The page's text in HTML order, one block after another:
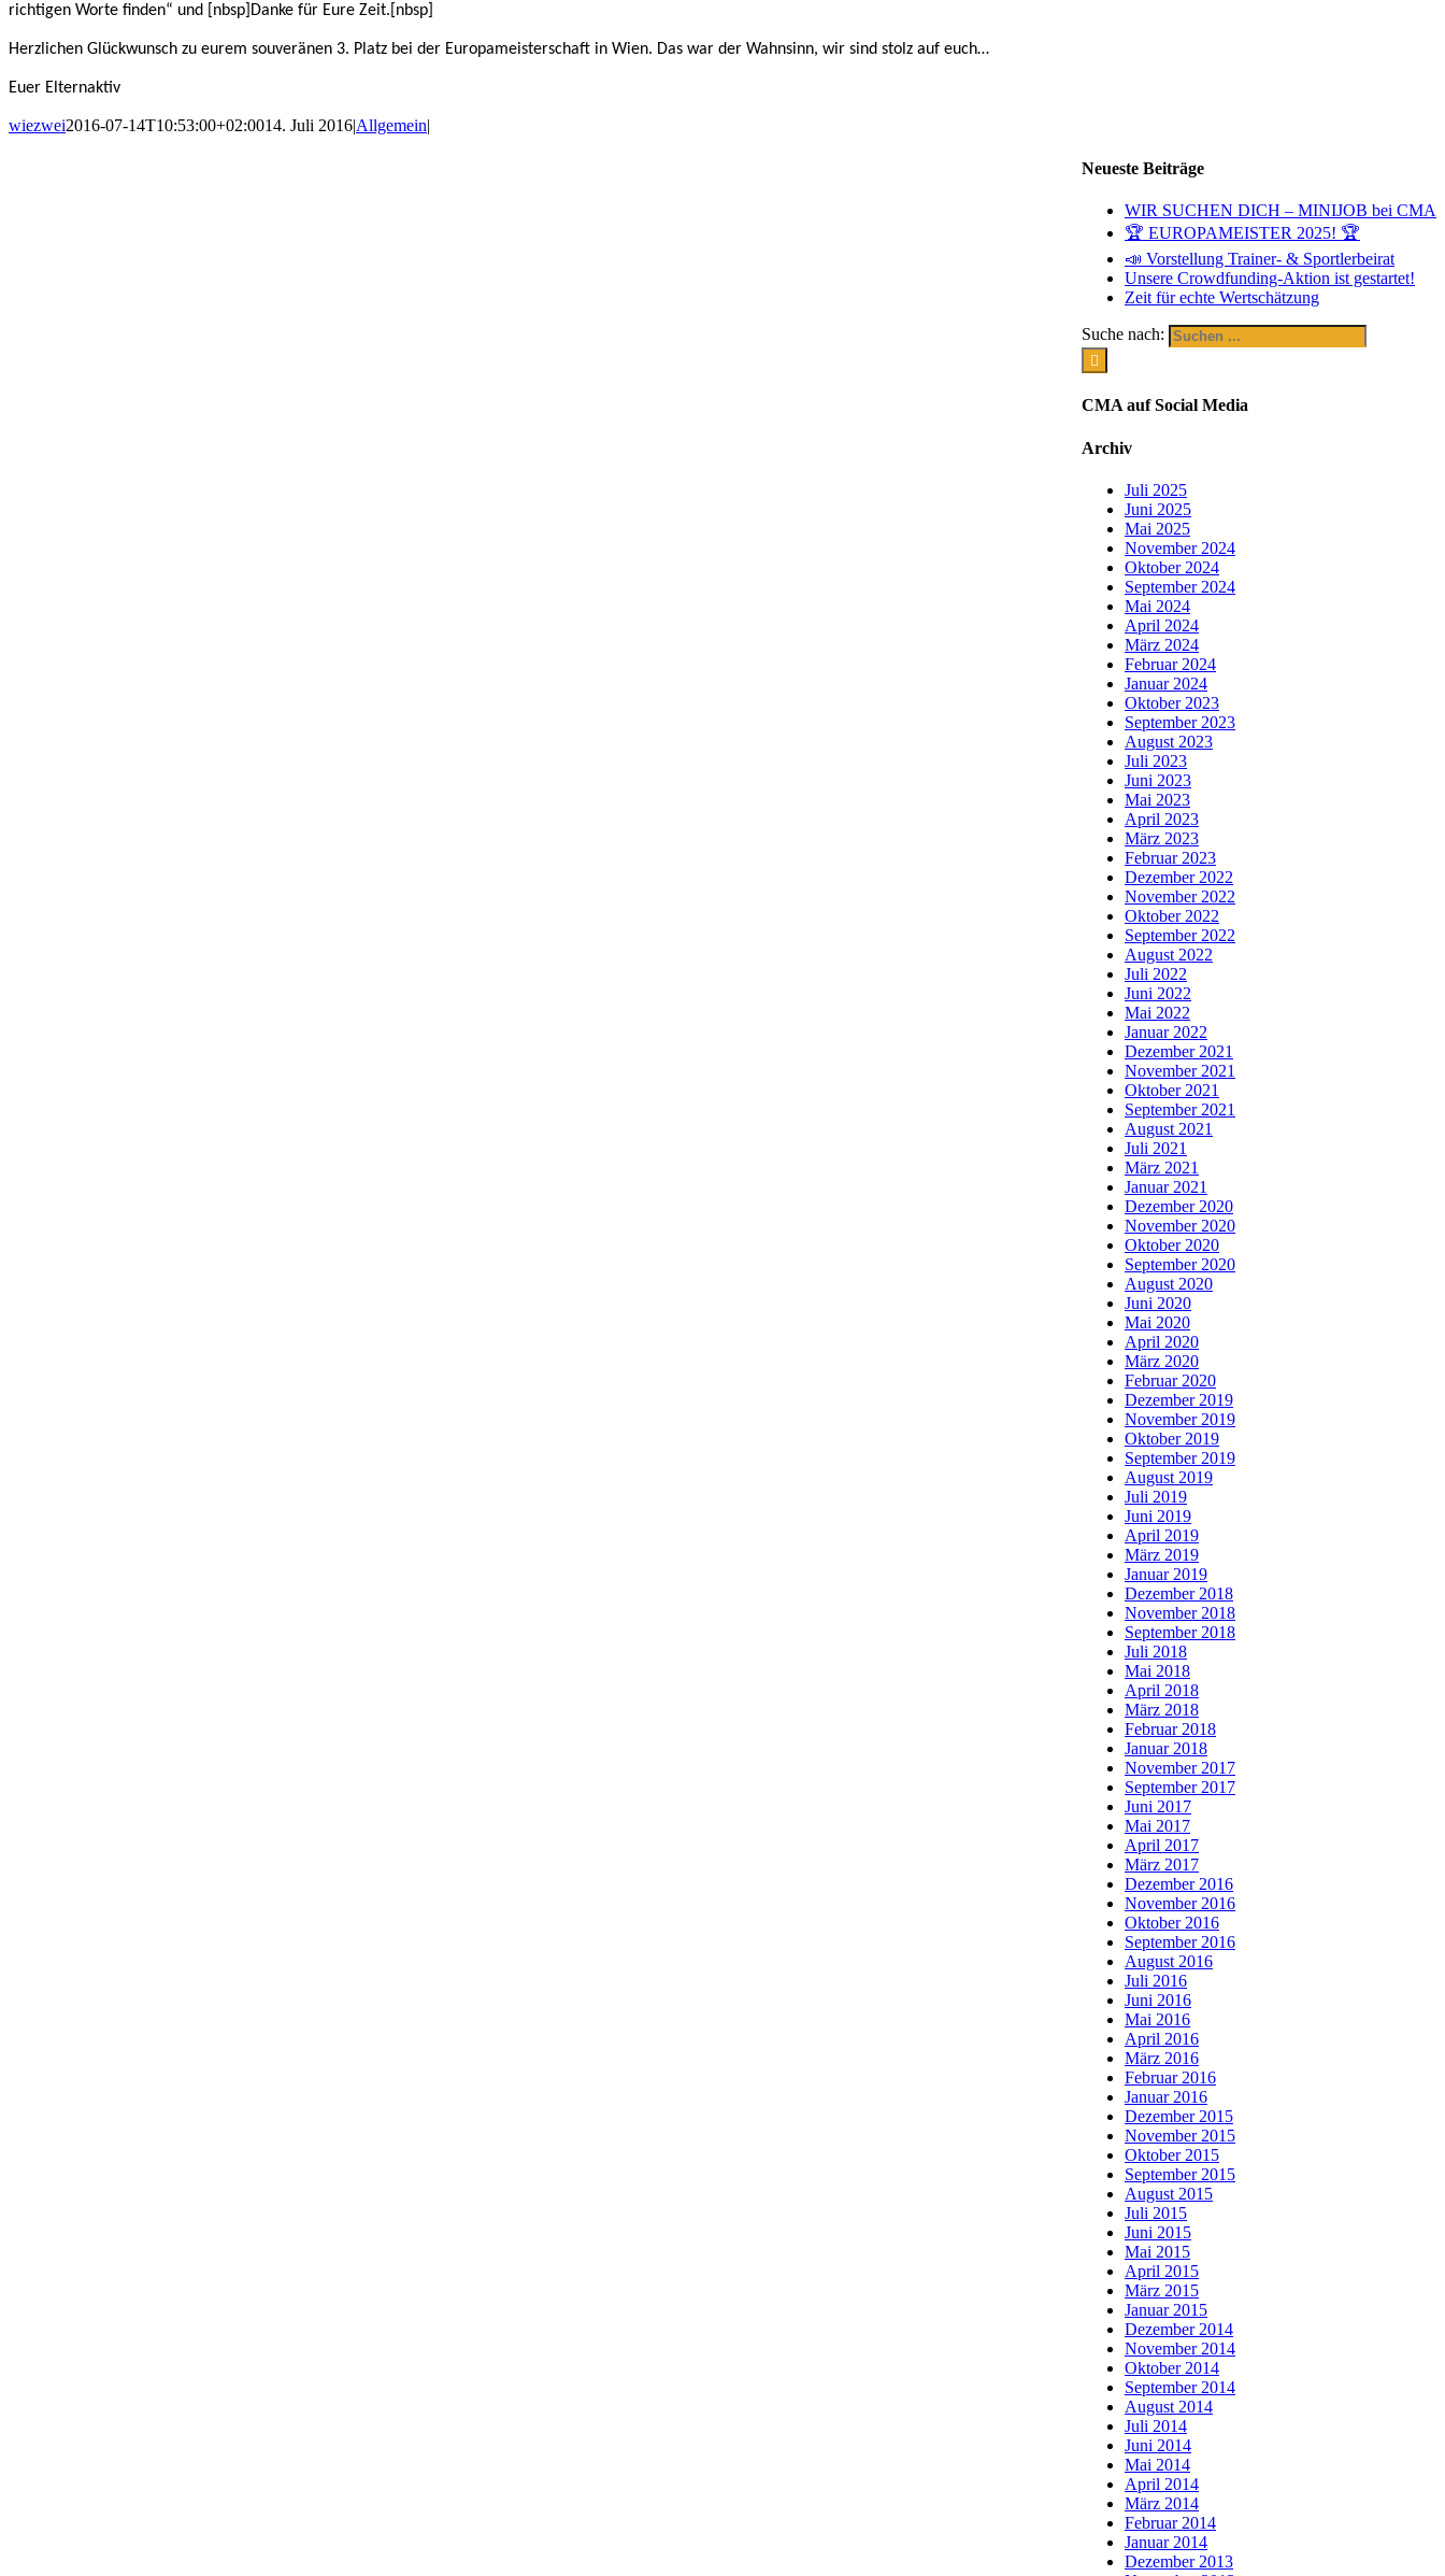
richtigen Worte finden“ und [nbsp] Danke für Eure Zeit. [nbsp]
Herzlichen Glückwunsch zu eurem souveränen 3. Platz bei der Europameisterschaft in Wien. Das war der Wahnsinn, wir sind stolz auf euch…
Euer Elternaktiv
wiezwei2016-07-14T10:53:00+02:0014. Juli 2016|Allgemein|
Neueste Beiträge
WIR SUCHEN DICH – MINIJOB bei CMA
🏆 EUROPAMEISTER 2025! 🏆
📣 Vorstellung Trainer- & Sportlerbeirat
Unsere Crowdfunding-Aktion ist gestartet!
Zeit für echte Wertschätzung
Suche nach:
CMA auf Social Media
Archiv
Juli 2025
Juni 2025
Mai 2025
November 2024
Oktober 2024
September 2024
Mai 2024
April 2024
März 2024
Februar 2024
Januar 2024
Oktober 2023
September 2023
August 2023
Juli 2023
Juni 2023
Mai 2023
April 2023
März 2023
Februar 2023
Dezember 2022
November 2022
Oktober 2022
September 2022
August 2022
Juli 2022
Juni 2022
Mai 2022
Januar 2022
Dezember 2021
November 2021
Oktober 2021
September 2021
August 2021
Juli 2021
März 2021
Januar 2021
Dezember 2020
November 2020
Oktober 2020
September 2020
August 2020
Juni 2020
Mai 2020
April 2020
März 2020
Februar 2020
Dezember 2019
November 2019
Oktober 2019
September 2019
August 2019
Juli 2019
Juni 2019
April 2019
März 2019
Januar 2019
Dezember 2018
November 2018
September 2018
Juli 2018
Mai 2018
April 2018
März 2018
Februar 2018
Januar 2018
November 2017
September 2017
Juni 2017
Mai 2017
April 2017
März 2017
Dezember 2016
November 2016
Oktober 2016
September 2016
August 2016
Juli 2016
Juni 2016
Mai 2016
April 2016
März 2016
Februar 2016
Januar 2016
Dezember 2015
November 2015
Oktober 2015
September 2015
August 2015
Juli 2015
Juni 2015
Mai 2015
April 2015
März 2015
Januar 2015
Dezember 2014
November 2014
Oktober 2014
September 2014
August 2014
Juli 2014
Juni 2014
Mai 2014
April 2014
März 2014
Februar 2014
Januar 2014
Dezember 2013